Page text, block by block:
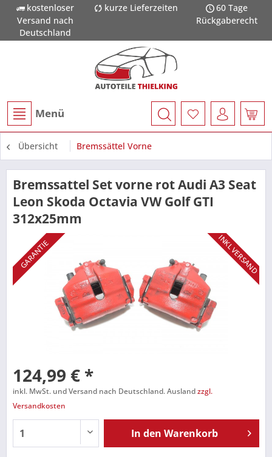
kostenloser
Versand nach
Deutschland
kurze Lieferzeiten
60 Tage
Rückgaberecht
Menü
Übersicht Bremssättel Vorne
Bremssattel Set vorne rot Audi A3 Seat
Leon Skoda Octavia VW Golf GTI
312x25mm
GARANTIE INKL VERSAND
124,99 € *
inkl. MwSt. und Versand nach Deutschland. Auslandzzgl.
Versandkosten
In den Warenkorb